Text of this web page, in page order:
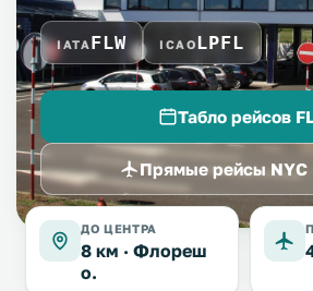
IATA FLW ICAOLPFL
Табло рейсов
Прямые рейсы NYC
ДО ЦЕНТРА
8 км · Флореш
о.